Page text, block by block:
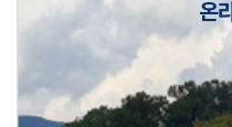
2026년 5월 캠
캠핑장(9월1일
온